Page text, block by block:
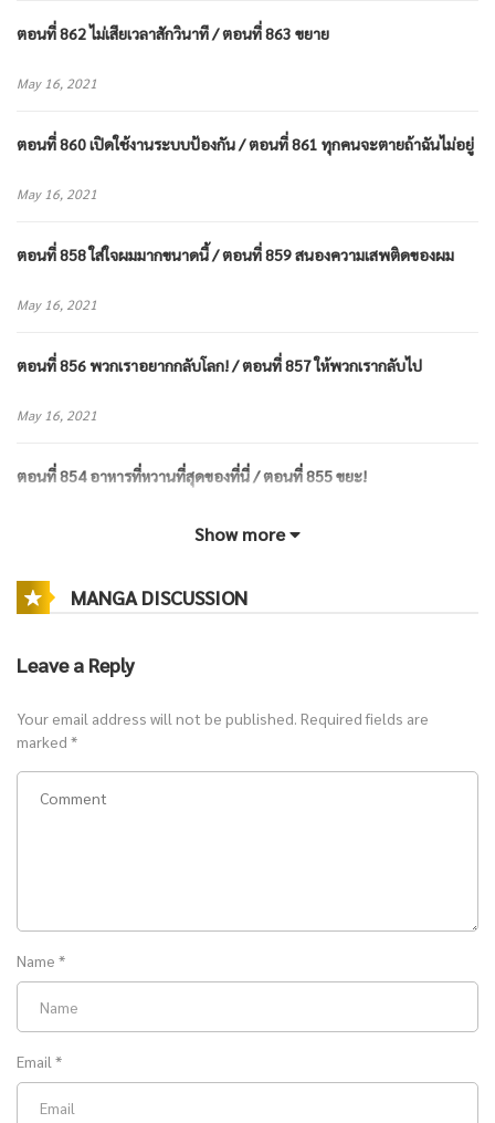
อะไรกับเธอ… ซิงเหอต้องรู้ให้ได้!
ว่าเธอจะมาทวงทุกอย่างที่เป็นของเธอคืน!
ตอนที่ 862 ไม่เสียเวลาสักวินาที / ตอนที่ 863 ขยาย
May 16, 2021
ตอนที่ 860 เปิดใช้งานระบบป้องกัน / ตอนที่ 861 ทุกคนจะตายถ้าฉันไม่อยู่
May 16, 2021
ตอนที่ 858 ใส่ใจผมมากขนาดนี้ / ตอนที่ 859 สนองความเสพติดของผม
May 16, 2021
ตอนที่ 856 พวกเราอยากกลับโลก! / ตอนที่ 857 ให้พวกเรากลับไป
May 16, 2021
ตอนที่ 854 อาหารที่หวานที่สุดของที่นี่ / ตอนที่ 855 ขยะ!
ตอนที่ 852 ชายแก่น่าเกลียด / ตอนที่ 853 อัมพาต
May 2, 2021
ตอนที่ 848 เข้าฐานทัพ / ตอนที่ 849 สภาพแวดล้อมปลอม
April 25, 2021
ตอนที่ 844 สู้เพื่อที่นั่งสุดท้าย / ตอนที่ 845 ผจญภัยในอวกาศ (จบช่วง
วิกฤตการณ์โลก)
April 25, 2021
Show more
MANGA DISCUSSION
Leave a Reply
Your email address will not be published. Required fields are
marked *
Name *
Email *